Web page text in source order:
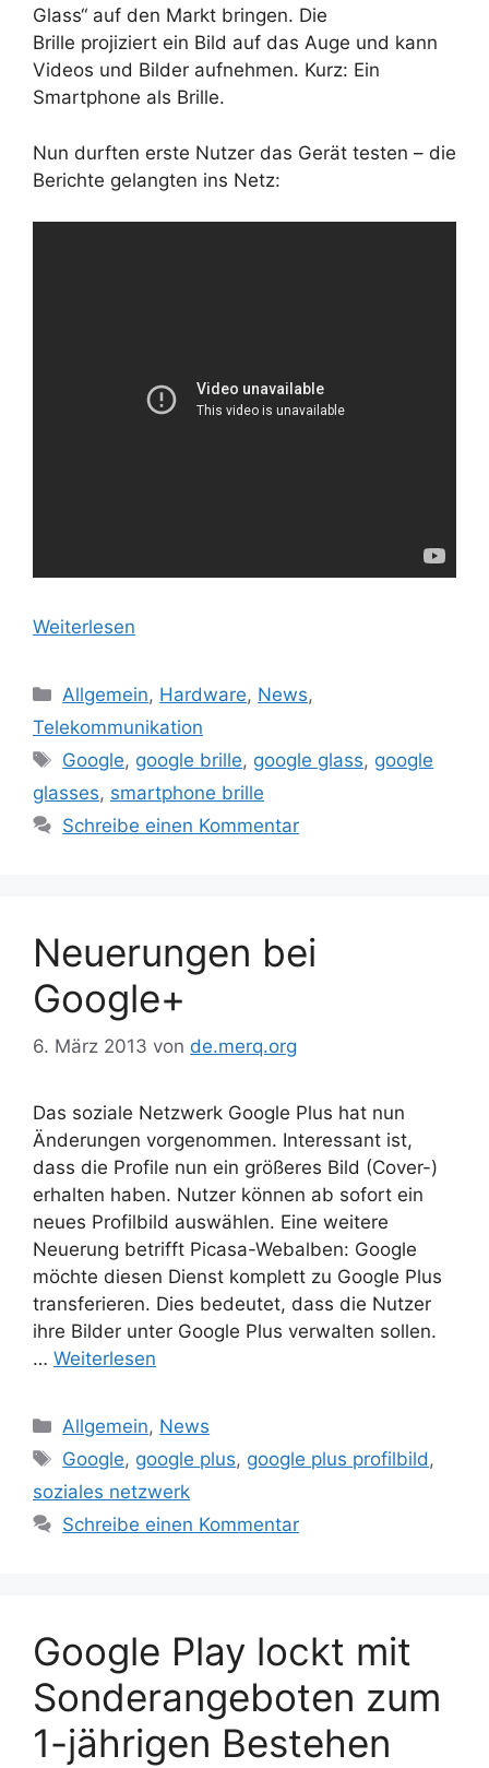
Glass“ auf den Markt bringen. Die
Brille projiziert ein Bild auf das Auge und kann
Videos und Bilder aufnehmen. Kurz: Ein
Smartphone als Brille.
Nun durften erste Nutzer das Gerät testen – die
Berichte gelangten ins Netz:
Weiterlesen
Kategorien
Allgemein, Hardware, News,
Telekommunikation
Schlagwörter
Google, google brille, google glass, google
glasses, smartphone brille
Schreibe einen Kommentar
Neuerungen bei
Google+
6. März 2013 von de.merq.org
Das soziale Netzwerk Google Plus hat nun
Änderungen vorgenommen. Interessant ist,
dass die Profile nun ein größeres Bild (Cover-)
erhalten haben. Nutzer können ab sofort ein
neues Profilbild auswählen. Eine weitere
Neuerung betrifft Picasa-Webalben: Google
möchte diesen Dienst komplett zu Google Plus
transferieren. Dies bedeutet, dass die Nutzer
ihre Bilder unter Google Plus verwalten sollen.
… Weiterlesen
Kategorien
Allgemein, News
Schlagwörter
Google, google plus, google plus profilbild,
soziales netzwerk
Schreibe einen Kommentar
Google Play lockt mit
Sonderangeboten zum
1-jährigen Bestehen